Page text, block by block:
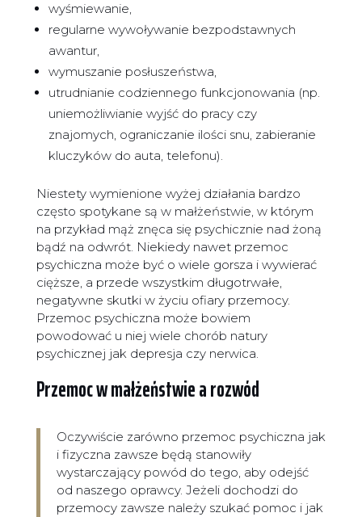
wyśmiewanie,
regularne wywoływanie bezpodstawnych
awantur,
wymuszanie posłuszeństwa,
utrudnianie codziennego funkcjonowania (np.
uniemożliwianie wyjść do pracy czy
znajomych, ograniczanie ilości snu, zabieranie
kluczyków do auta, telefonu).
Niestety wymienione wyżej działania bardzo
często spotykane są w małżeństwie, w którym
na przykład mąż znęca się psychicznie nad żoną
bądź na odwrót. Niekiedy nawet przemoc
psychiczna może być o wiele gorsza i wywierać
cięższe, a przede wszystkim długotrwałe,
negatywne skutki w życiu ofiary przemocy.
Przemoc psychiczna może bowiem
powodować u niej wiele chorób natury
psychicznej jak depresja czy nerwica.
Przemoc w małżeństwie a rozwód
Oczywiście zarówno przemoc psychiczna jak
i fizyczna zawsze będą stanowiły
wystarczający powód do tego, aby odejść
od naszego oprawcy. Jeżeli dochodzi do
przemocy zawsze należy szukać pomoc i jak